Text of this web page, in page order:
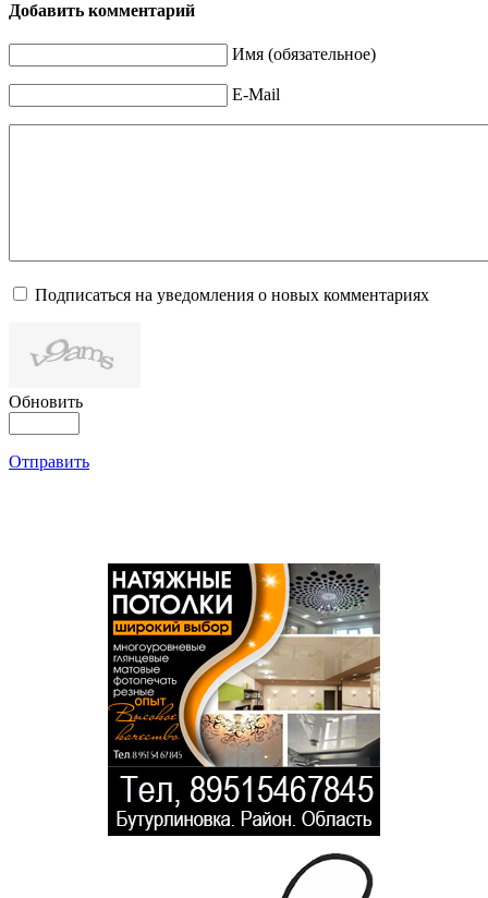
Добавить комментарий
Имя (обязательное)
E-Mail
Подписаться на уведомления о новых комментариях
Обновить
Отправить